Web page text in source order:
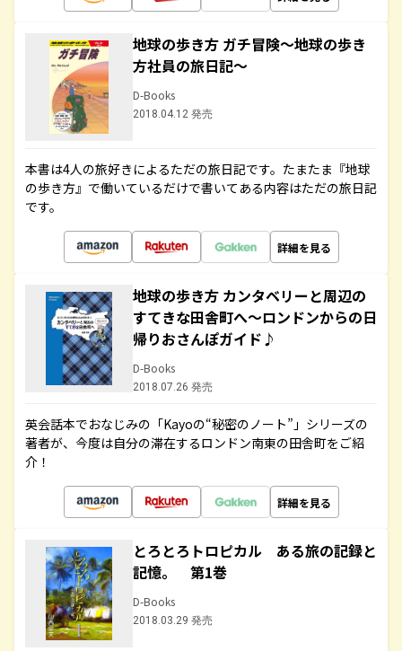
地球の歩き方 ガチ冒険～地球の歩き
方社員の旅日記～
D-Books
2018.04.12 発売
本書は4人の旅好きによるただの旅日記です。たまたま『地球
の歩き方』で働いているだけで書いてある内容はただの旅日記
です。
詳細を見る
地球の歩き方 カンタベリーと周辺の
すてきな田舎町へ～ロンドンからの日
帰りおさんぽガイド♪
D-Books
2018.07.26 発売
英会話本でおなじみの「Kayoの“秘密のノート”」シリーズの
著者が、今度は自分の滞在するロンドン南東の田舎町をご紹
介！
詳細を見る
とろとろトロピカル ある旅の記録と
記憶。 第1巻
D-Books
2018.03.29 発売